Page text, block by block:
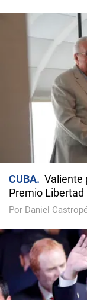
CUBA
Valiente
Premio Libertad
Por Daniel